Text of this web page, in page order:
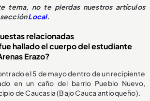
tema, no te pierdas nuestros artículos
secciónLocal.
relacionadas
hallado el cuerpo del estudiante
Erazo?
el 5 de mayo dentro de un recipiente
en un caño del barrio Pueblo Nuevo,
de Caucasia (Bajo Cauca antioqueño).